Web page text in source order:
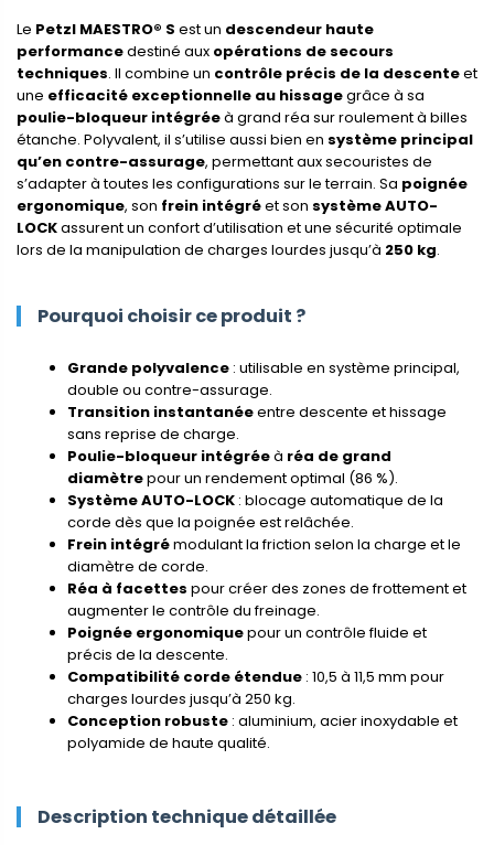
Le Petzl MAESTRO® S est un descendeur haute
performancedestiné aux opérations de secours
techniques. Il combine un contrôle précis de la descenteet
une efficacité exceptionnelle au hissagegrâce à sa
poulie-bloqueur intégréeà grand réa sur roulement à billes
étanche. Polyvalent, il s’utilise aussi bien en système principal
qu’en contre-assurage, permettant aux secouristes de
s’adapter à toutes les configurations sur le terrain. Sa poignée
ergonomique, son frein intégréet son système AUTO-
LOCKassurent un confort d’utilisation et une sécurité optimale
lors de la manipulation de charges lourdes jusqu’à 250 kg.
Pourquoi choisir ce produit ?
Grande polyvalence : utilisable en système principal,
double ou contre-assurage.
Transition instantanéeentre descente et hissage
sans reprise de charge.
Poulie-bloqueur intégréeà réa de grand
diamètrepour un rendement optimal (86 %).
Système AUTO-LOCK : blocage automatique de la
corde dès que la poignée est relâchée.
Frein intégrémodulant la friction selon la charge et le
diamètre de corde.
Réa à facettes pour créer des zones de frottement et
augmenter le contrôle du freinage.
Poignée ergonomiquepour un contrôle fluide et
précis de la descente.
Compatibilité corde étendue : 10,5 à 11,5 mm pour
charges lourdes jusqu’à 250 kg.
Conception robuste : aluminium, acier inoxydable et
polyamide de haute qualité.
Description technique détaillée